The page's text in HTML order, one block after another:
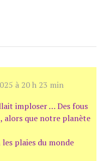
à 20 h 23 min
imploser … Des fous
que notre planète
plaies du monde